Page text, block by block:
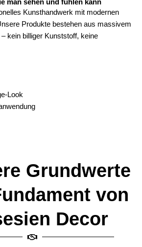
man sehen und fühlen kann
Kunsthandwerk mit modernen
Produkte bestehen aus massivem
kein billiger Kunststoff, keine
Look
Grundwerte
von
Decor